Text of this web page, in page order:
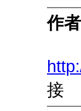
作
接